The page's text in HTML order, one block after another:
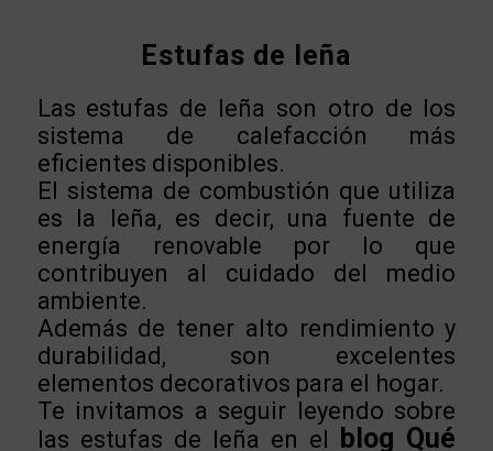
Estufas de leña
Las estufas de leña son otro de los
sistema de calefacción más
eficientes disponibles.
El sistema de combustión que utiliza
es la leña, es decir, una fuente de
energía renovable por lo que
contribuyen al cuidado del medio
ambiente.
Además de tener alto rendimiento y
durabilidad, son excelentes
elementos decorativos para el hogar.
Te invitamos a seguir leyendo sobre
las estufas de leña en el
blog Qué